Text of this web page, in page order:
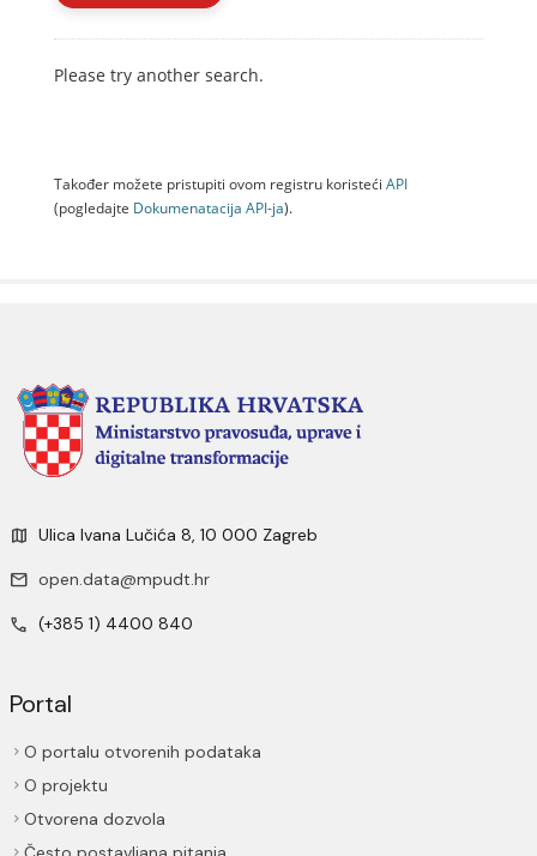
Please try another search.
Također možete pristupiti ovom registru koristeći API
(pogledajte Dokumenаtаcijа API-jа).